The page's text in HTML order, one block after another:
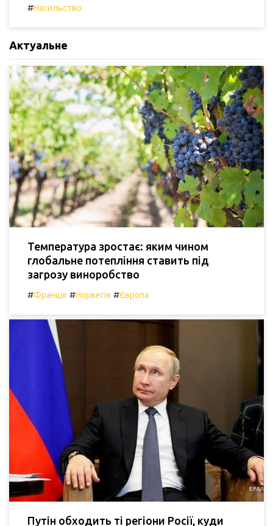
#Насильство
Актуальне
Температура зростає: яким чином
глобальне потепління ставить під
загрозу виноробство
#Франція #Норвегія #Європа
Путін обходить ті регіони Росії, куди